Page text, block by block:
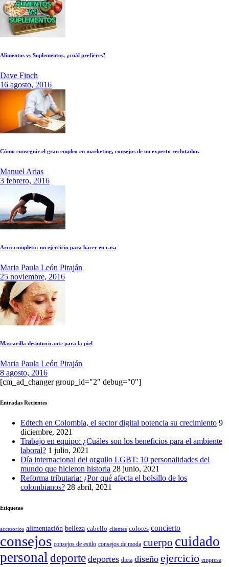
Alimentos vs Suplementos, ¿cuál prefieres?
Dave Finch
16 agosto, 2016
Cómo conseguir el gran empleo en marketing, consejos de un experto reclutador.
Manuel Arias
3 febrero, 2016
Arco completo: un ejercicio para hacer en casa
Maria Paula León Piraján
25 noviembre, 2016
Mascarilla desintoxicante para la piel
Maria Paula León Piraján
8 agosto, 2016
[cm_ad_changer group_id="2" debug="0"]
Entradas Recientes
Edtech en Colombia, el sector digital potencia su crecimiento 9
diciembre, 2021
Trabajo en equipo: ¿Cuáles son los beneficios para el ambiente
laboral? 1 julio, 2021
Día internacional del orgullo LGBT: 10 personalidades del
mundo que hicieron historia 28 junio, 2021
Reforma tributaria: ¿Por qué afecta el bolsillo de los
colombianos? 28 abril, 2021
Etiquetas
accesorios alimentación belleza cabello clientes colores concierto
consejos consejos de estilo consejos de moda cuerpo cuidado
personal deporte deportes dieta diseño ejercicio empresa